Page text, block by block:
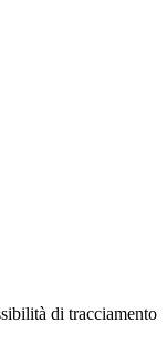
di tracciamento